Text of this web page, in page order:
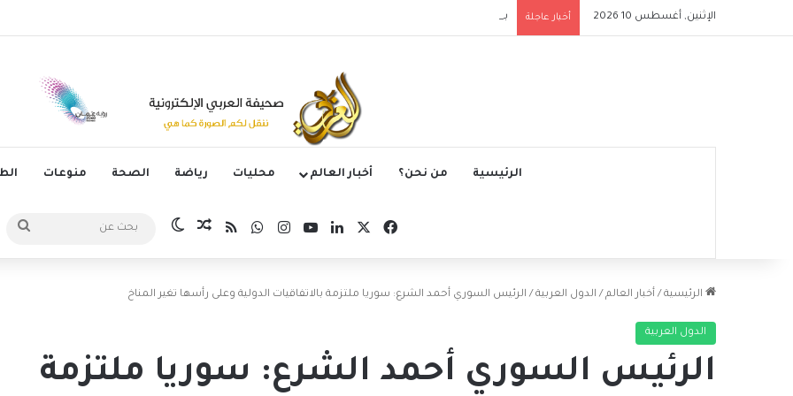
الإثنين, أغسطس 10 2026 أخبار عاجلة برايتون يقسو على روما بثلاثية نظيفة في مواجهة ودية
الرئيسية من نحن؟ أخبار العالم محليات رياضة الصحة منوعات
فيسبوكلينكدإن‫YouTubeانستقرام
واتسابملخص الموقع RSS
مقال عشوائي
الوضع المظلم
عن
الرئيسية / أخبار العالم / الدول العربية / الرئيس السوري أحمد الشرع: سوريا ملتزمة بالاتفاقيات الدولية وعلى رأسها تغير المناخ
الدول العربية
الرئيس السوري أحمد الشرع: سوريا ملتزمة